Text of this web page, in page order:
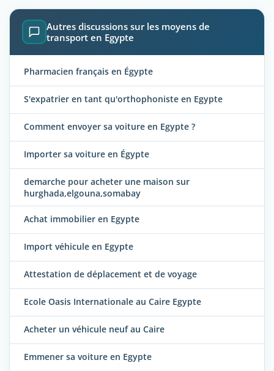
Autres discussions sur les moyens de
transport en Egypte
Pharmacien français en Égypte
S'expatrier en tant qu'orthophoniste en Egypte
Comment envoyer sa voiture en Egypte ?
Importer sa voiture en Égypte
demarche pour acheter une maison sur
hurghada,elgouna,somabay
Achat immobilier en Egypte
Import véhicule en Egypte
Attestation de déplacement et de voyage
Ecole Oasis Internationale au Caire Egypte
Acheter un véhicule neuf au Caire
Emmener sa voiture en Egypte